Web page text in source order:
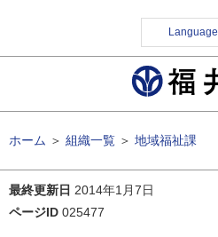
Language
ホーム ＞ 組織一覧 ＞ 地域福祉課
最終更新日 2014年1月7日
ページID 025477